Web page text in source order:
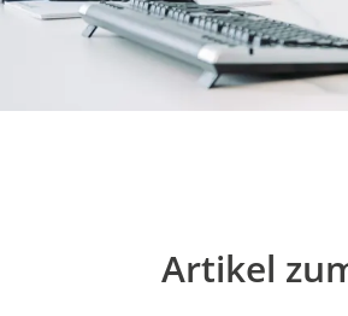
Artikel